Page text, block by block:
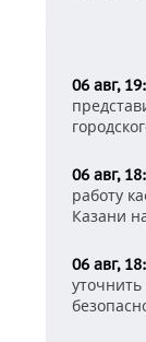
06 авг,
06 авг,
работу
Казани
06 авг,